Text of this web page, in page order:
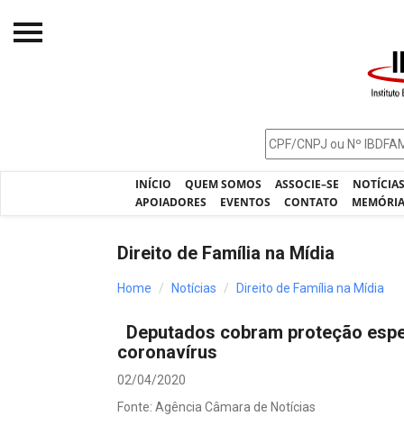
INÍCIO QUEM SOMOS ASSOCIE–SE
APOIADORES
EVENTOS CONTATO
Processos - IBDFAM
Projetos do IBDFAM
Direito de Família na Mídia
Home Notícias Direito de Família na Mídia
Deputados cobram proteção
coronavírus
02/04/2020
Fonte: Agência Câmara de Notícias